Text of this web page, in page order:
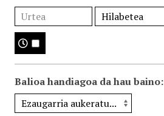
Balioa handiagoa da hau baino: